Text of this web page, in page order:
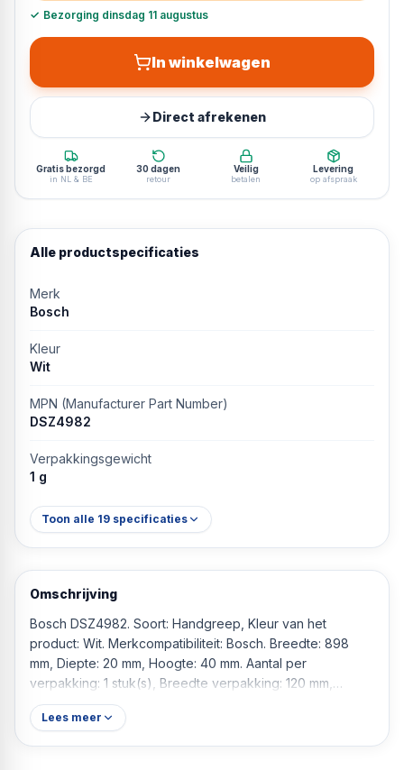
✓ Bezorging dinsdag 11 augustus
In winkelwagen
Direct afrekenen
Gratis bezorgd
in NL & BE
30 dagen
retour
Veilig
betalen
Levering
op afspraak
Alle productspecificaties
Merk
Bosch
Kleur
Wit
MPN (Manufacturer Part Number)
DSZ4982
Verpakkingsgewicht
1 g
Toon alle 19 specificaties
Omschrijving
Bosch DSZ4982. Soort: Handgreep, Kleur van het
product: Wit. Merkcompatibiliteit: Bosch. Breedte: 898
mm, Diepte: 20 mm, Hoogte: 40 mm. Aantal per
verpakking: 1 stuk(s), Breedte verpakking: 120 mm,
Diepte verpakking: 1000 mm
Lees meer